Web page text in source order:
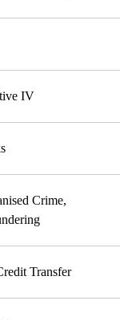
IV
Crime,
Transfer